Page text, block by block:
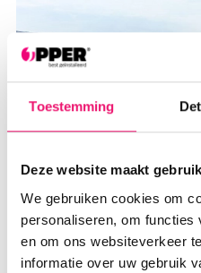
Toestemming
Deze website maakt
We gebruiken cookies om
personaliseren, om functies
en om ons websiteverkeer
informatie over uw gebruik
REGELS